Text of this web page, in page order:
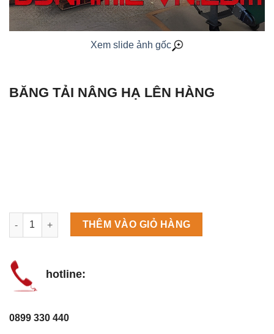
Xem slide ảnh gốc
BĂNG TẢI NÂNG HẠ LÊN HÀNG
Máy làm đá viên Scotsman NW458AS số lượng
THÊM VÀO GIỎ HÀNG
hotline:
0899 330 440